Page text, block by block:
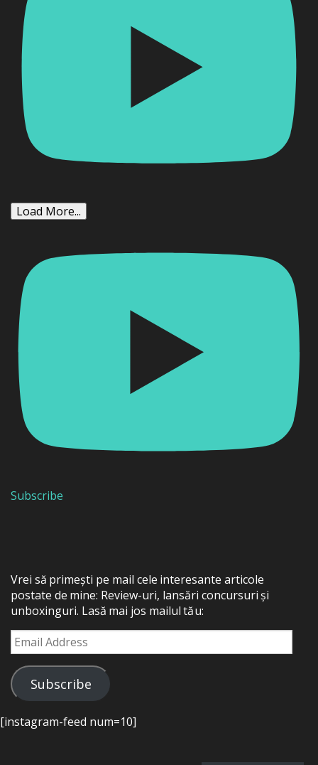
Load More...
Subscribe
Vrei să primești pe mail cele interesante articole
postate de mine: Review-uri, lansări concursuri și
unboxinguri. Lasă mai jos mailul tău:
Email
Address
Subscribe
[instagram-feed num=10]